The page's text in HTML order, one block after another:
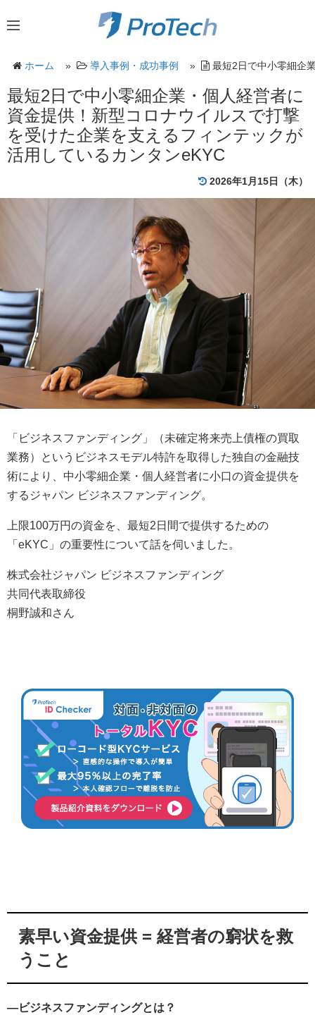
ホーム » 導入事例・成功事例 » 最短2日で中小零細企
最短2日で中小零細企業・個人経営者に
資金提供！新型コロナウイルスで打撃
を受けた企業を支えるフィンテックが
活用しているカンタンeKYC
2026年1月15日（木）
「ビジネスファンディング」（未確定将来売上債権の買取
業務）というビジネスモデル特許を取得した独自の金融技
術により、中小零細企業・個人経営者に小口の資金提供を
するジャパン ビジネスファンディング。
上限100万円の資金を、最短2日間で提供するための
「eKYC」の重要性について話を伺いました。
株式会社ジャパン ビジネスファンディング
共同代表取締役
桐野誠和さん
素早い資金提供 = 経営者の窮状を救
うこと
—ビジネスファンディングとは？